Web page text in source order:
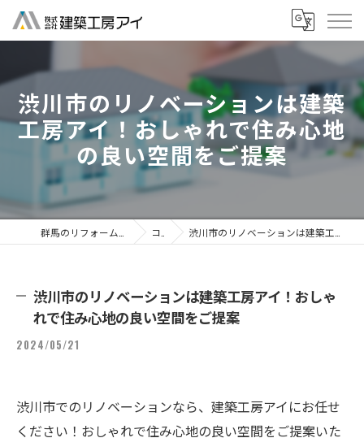
渋川市のリノベーションは建築
工房アイ！おしゃれで住み心地
の良い空間をご提案
コラム 渋川市のリノベーションは建築工房アイ！おしゃれで住み心地の良い空間をご提案
渋川市のリノベーションは建築工房アイ！おしゃ
れで住み心地の良い空間をご提案
2024/05/21
渋川市でのリノベーションなら、建築工房アイにお任せ
ください！おしゃれで住み心地の良い空間をご提案いた